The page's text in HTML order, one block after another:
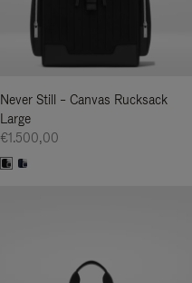
Never Still – Canvas Rucksack
Large
€1.500,00